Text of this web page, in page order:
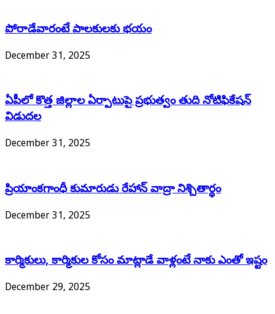
పోరాడేవారంటే పాలకులకు భయం
December 31, 2025
ఏపీలో కొత్త జిల్లాల ఏర్పాటుపై ప్రభుత్వం తుది నోటిఫికేషన్
విడుదల
December 31, 2025
ప్రియాంకగాంధీ కుమారుడు రేహాన్ వాద్రా నిశ్చితార్థం
December 31, 2025
కార్మికులు, కార్మికుల కోసం మాట్లాడే వాళ్లంటే నాకు ఎంతో ఇష్టం
December 29, 2025